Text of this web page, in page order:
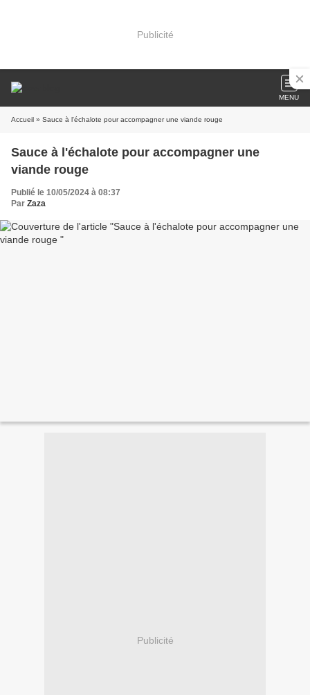
Publicité
MENU
Accueil » Sauce à l'échalote pour accompagner une viande rouge
Sauce à l'échalote pour accompagner une
viande rouge
Publié le 10/05/2024 à 08:37
Par Zaza
Publicité